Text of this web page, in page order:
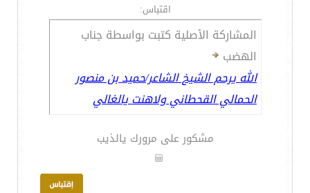
اقتباس:
المشاركة الأصلية كتبت بواسطة جناب
الهضب
الله يرحم الشيخ الشاعر/حميد بن منصور
الحمالي القحطاني ولاهنت يالغالي
مشكور على مرورك يالذيب